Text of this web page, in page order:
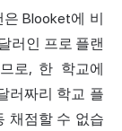
Blooket에 비
러인 프로 플랜
로, 한 학교에
러짜리 학교 플
채점할 수 없습